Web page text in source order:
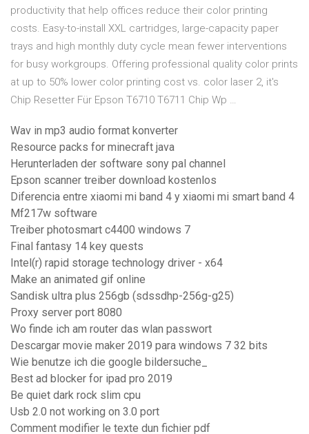
productivity that help offices reduce their color printing
costs. Easy-to-install XXL cartridges, large-capacity paper
trays and high monthly duty cycle mean fewer interventions
for busy workgroups. Offering professional quality color prints
at up to 50% lower color printing cost vs. color laser 2, it's
Chip Resetter Für Epson T6710 T6711 Chip Wp …
Wav in mp3 audio format konverter
Resource packs for minecraft java
Herunterladen der software sony pal channel
Epson scanner treiber download kostenlos
Diferencia entre xiaomi mi band 4 y xiaomi mi smart band 4
Mf217w software
Treiber photosmart c4400 windows 7
Final fantasy 14 key quests
Intel(r) rapid storage technology driver - x64
Make an animated gif online
Sandisk ultra plus 256gb (sdssdhp-256g-g25)
Proxy server port 8080
Wo finde ich am router das wlan passwort
Descargar movie maker 2019 para windows 7 32 bits
Wie benutze ich die google bildersuche_
Best ad blocker for ipad pro 2019
Be quiet dark rock slim cpu
Usb 2.0 not working on 3.0 port
Comment modifier le texte dun fichier pdf